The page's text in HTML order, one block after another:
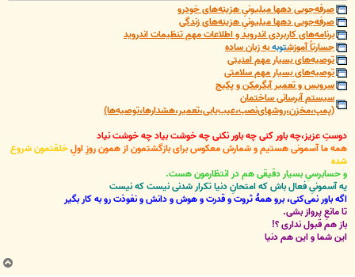
صرفه‌جویی دهها میلیونیِ هزینه‌های خودرو
صرفه‌جویی دهها میلیونیِ هزینه‌های زندگی
برنامه‌های کاربردی اندروید و اطلاعات مهمِ تنظیمات اندروید
جسارتاً آموزشتوبهبه زبان ساده
توصیه‌های بسیار مهم امنیتی
توصیه‌های بسیار مهم سلامتی
سرویس و تعمیر آبگرمکن و پکیج
سیستم آبرسانی ساختمان
(پمپ،مخزن،روشهای‌نصب،عیب‌یابی،تعمیر،هشدارها،توصیه‌ها)
دوستِ عزیز،چه باور کنی چه باور نکنی چه خوشت بیاد چه خوشت نیاد
همه ما آسمونی هستیم و شمارش معکوس برای بازگشتمون از همون روزِ اولِخلقتمون شروع
شده
و حسابرسیِ بسیار دقیقی هم در انتظارمون هست.
یه آسمونیِ فعال باش که امتحانِ دنیا تکرار شدنی نیست که نیست
اگه باور نمی‌کنی، برو همۀ ثروت و قدرت و هوش و دانش و نفوذت رو به کار بگیر
تا مانعِ پرواز بشی.
باز هم قبول نداری ؟!
این شما و این هم دنیا
ب